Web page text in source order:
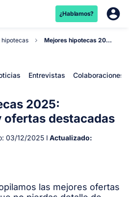
¿Hablamos?
hipotecas Mejores hipotecas 2025: Comparativa y ofertas de...
Entrevistas Colaboraciones
2025:
ofertas destacadas
03/12/2025 I Actualizado:
las mejores ofertas